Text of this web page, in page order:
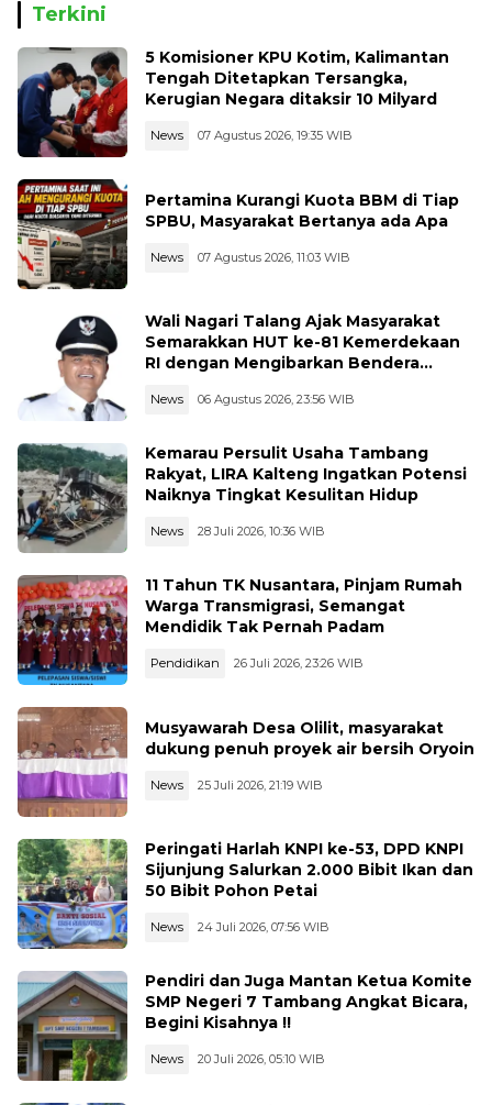
Terkini
5 Komisioner KPU Kotim, Kalimantan
Tengah Ditetapkan Tersangka,
Kerugian Negara ditaksir 10 Milyard
News 07 Agustus 2026, 19:35 WIB
Pertamina Kurangi Kuota BBM di Tiap
SPBU, Masyarakat Bertanya ada Apa
News 07 Agustus 2026, 11:03 WIB
Wali Nagari Talang Ajak Masyarakat
Semarakkan HUT ke-81 Kemerdekaan
RI dengan Mengibarkan Bendera
News 06 Agustus 2026, 23:56 WIB
Kemarau Persulit Usaha Tambang
Rakyat, LIRA Kalteng Ingatkan Potensi
Naiknya Tingkat Kesulitan Hidup
News 28 Juli 2026, 10:36 WIB
11 Tahun TK Nusantara, Pinjam Rumah
Warga Transmigrasi, Semangat
Mendidik Tak Pernah Padam
Pendidikan 26 Juli 2026, 23:26 WIB
Musyawarah Desa Olilit, masyarakat
dukung penuh proyek air bersih Oryoin
News 25 Juli 2026, 21:19 WIB
Peringati Harlah KNPI ke-53, DPD KNPI
Sijunjung Salurkan 2.000 Bibit Ikan dan
50 Bibit Pohon Petai
News 24 Juli 2026, 07:56 WIB
Pendiri dan Juga Mantan Ketua Komite
SMP Negeri 7 Tambang Angkat Bicara,
Begini Kisahnya !!
News 20 Juli 2026, 05:10 WIB